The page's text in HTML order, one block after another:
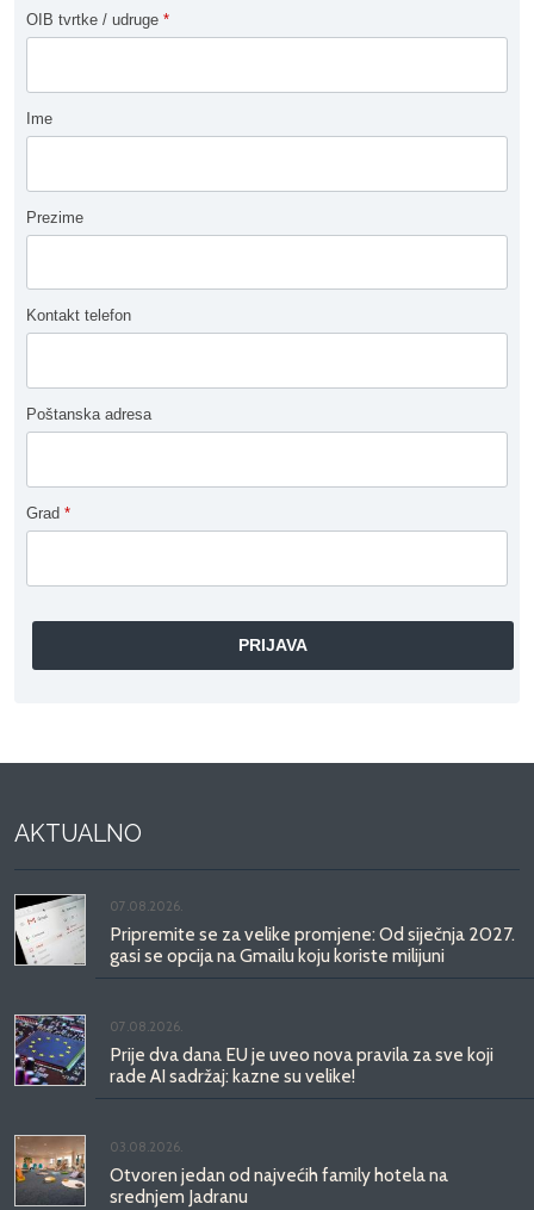
OIB tvrtke / udruge *
Ime
Prezime
Kontakt telefon
Poštanska adresa
Grad *
AKTUALNO
07.08.2026.
Pripremite se za velike promjene: Od siječnja 2027.
gasi se opcija na Gmailu koju koriste milijuni
07.08.2026.
Prije dva dana EU je uveo nova pravila za sve koji
rade AI sadržaj: kazne su velike!
03.08.2026.
Otvoren jedan od najvećih family hotela na
srednjem Jadranu